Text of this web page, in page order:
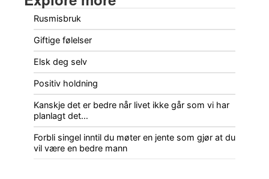
Rusmisbruk
Giftige følelser
Elsk deg selv
Positiv holdning
Kanskje det er bedre når livet ikke går som vi har
planlagt det…
Forbli singel inntil du møter en jente som gjør at du
vil være en bedre mann